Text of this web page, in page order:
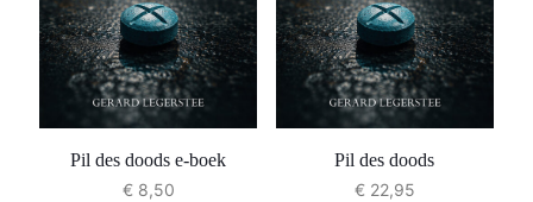
Pil des doods e-boek
€8,50
Pil des doods
€22,95